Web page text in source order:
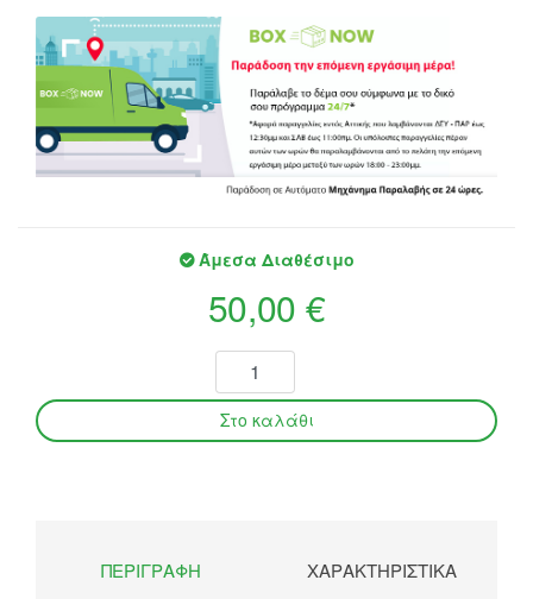
Άμεσα Διαθέσιμο
50,00 €
ΠΕΡΙΓΡΑΦΉ ΧΑΡΑΚΤΗΡΙΣΤΙΚΆ